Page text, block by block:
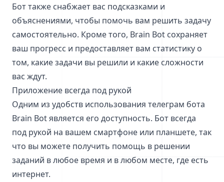
Бот также снабжает вас подсказками и
объяснениями, чтобы помочь вам решить задачу
самостоятельно. Кроме того, Brain Bot сохраняет
ваш прогресс и предоставляет вам статистику о
том, какие задачи вы решили и какие сложности
вас ждут.
Приложение всегда под рукой
Одним из удобств использования телеграм бота
Brain Bot является его доступность. Бот всегда
под рукой на вашем смартфоне или планшете, так
что вы можете получить помощь в решении
заданий в любое время и в любом месте, где есть
интернет.